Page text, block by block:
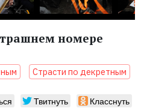
номере
Страсти по декретным
Твитнуть Класснуть